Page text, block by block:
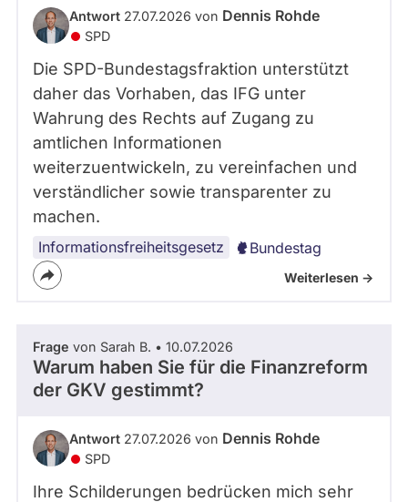
Antwort 27.07.2026 von Dennis Rohde
SPD
Die SPD-Bundestagsfraktion unterstützt
daher das Vorhaben, das IFG unter
Wahrung des Rechts auf Zugang zu
amtlichen Informationen
weiterzuentwickeln, zu vereinfachen und
verständlicher sowie transparenter zu
machen.
Informationsfreiheitsgesetz Bundestag
Weiterlesen ->
Frage von Sarah B. • 10.07.2026
Warum haben Sie für die Finanzreform
der GKV gestimmt?
Antwort 27.07.2026 von Dennis Rohde
SPD
Ihre Schilderungen bedrücken mich sehr